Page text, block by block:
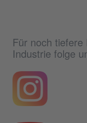
Für noch
Industrie folge